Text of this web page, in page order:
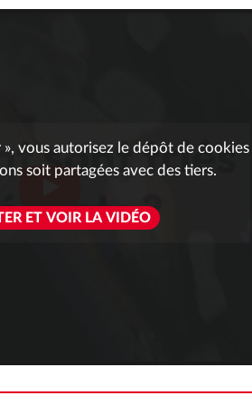
», vous autorisez le dépôt de
soit partagées avec des tiers.
ET VOIR LA VIDÉO